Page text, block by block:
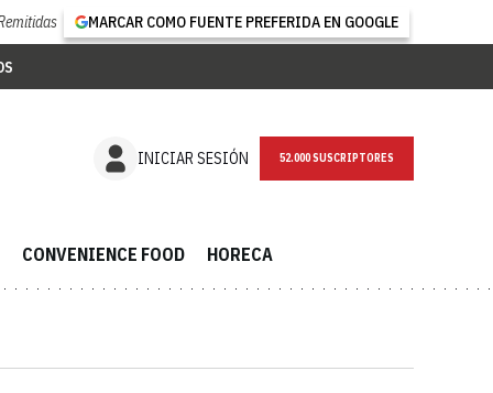
MARCAR COMO FUENTE PREFERIDA EN GOOGLE
INICIAR SESIÓN NEWSLETTER
CONVENIENCE FOOD HORECA